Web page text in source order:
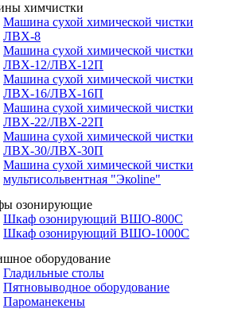
химчистки
Машина сухой химической чистки
ЛВХ-8
Машина сухой химической чистки
ЛВХ-12/ЛВХ-12П
Машина сухой химической чистки
ЛВХ-16/ЛВХ-16П
Машина сухой химической чистки
ЛВХ-22/ЛВХ-22П
Машина сухой химической чистки
ЛВХ-30/ЛВХ-30П
Машина сухой химической чистки
мультисольвентная "Экоline"
озонирующие
Шкаф озонирующий ВШО-800С
Шкаф озонирующий ВШО-1000С
оборудование
Гладильные столы
Пятновыводное оборудование
Пароманекены